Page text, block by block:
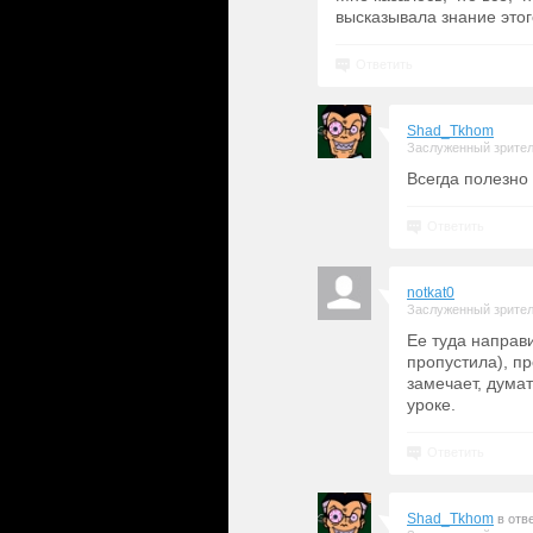
высказывала знание
Shad_Tkhom
Заслуженный
Всегда
notkat0
Заслуженный
Ее туда
пропустила),
замечает,
уроке.
Shad_Tkhom в